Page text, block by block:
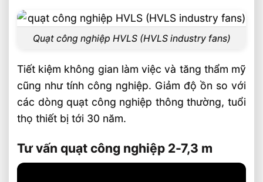
Quạt công nghiệp HVLS (HVLS industry fans)
Tiết kiệm không gian làm việc và tăng thẩm mỹ
cũng như tính công nghiệp. Giảm độ ồn so với
các dòng quạt công nghiệp thông thường, tuổi
thọ thiết bị tới 30 năm.
Tư vấn quạt công nghiệp 2-7,3 m